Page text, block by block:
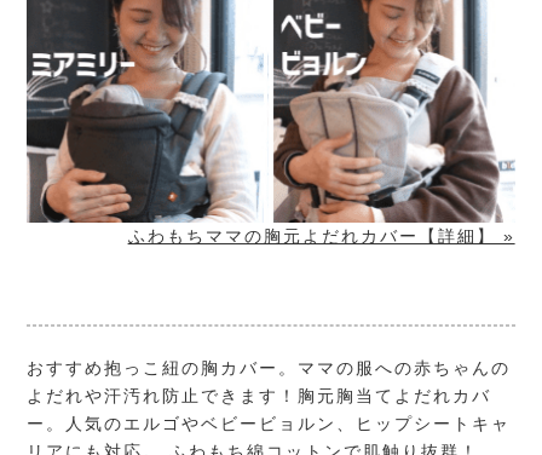
ふわもちママの胸元よだれカバー【詳細】 »
おすすめ抱っこ紐の胸カバー。ママの服への赤ちゃんの
よだれや汗汚れ防止できます！胸元胸当てよだれカバ
ー。人気のエルゴやベビービョルン、ヒップシートキャ